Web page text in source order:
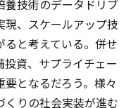
養技術のデータドリブ
現、スケールアップ技
と考えている。併せ
資、サプライチェー
となるだろう。様々
くりの社会実装が進む